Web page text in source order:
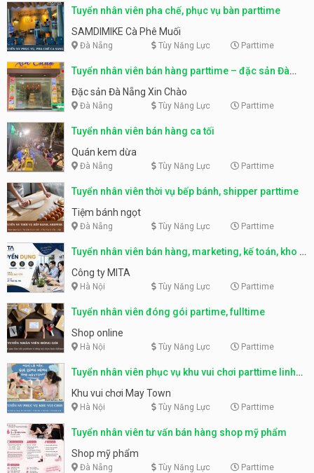
Tuyển nhân viên pha chế, phục vụ bàn parttime
SAMDIMIKE Cà Phê Muối
Đà Nẵng Tùy Năng Lực Parttime
Tuyển nhân viên bán hàng parttime – đặc sản Đà
Nẵng
Đặc sản Đà Nẵng Xin Chào
Đà Nẵng Tùy Năng Lực Parttime
Tuyển nhân viên bán hàng ca tối
Quán kem dừa
Đà Nẵng Tùy Năng Lực Parttime
Tuyển nhân viên thời vụ bếp bánh, shipper parttime
Tiệm bánh ngọt
Đà Nẵng Tùy Năng Lực Parttime
Tuyển nhân viên bán hàng, marketing, kế toán, kho –
parttime, fulltime
Công ty MITA
Hà Nội Tùy Năng Lực Parttime
Tuyển nhân viên đóng gói partime, fulltime
Shop online
Hà Nội Tùy Năng Lực Parttime
Tuyển nhân viên phục vụ khu vui chơi parttime linh
động
Khu vui chơi May Town
Hà Nội Tùy Năng Lực Parttime
Tuyển nhân viên tư vấn bán hàng shop mỹ phẩm
Shop mỹ phẩm
Đà Nẵng Tùy Năng Lực Parttime